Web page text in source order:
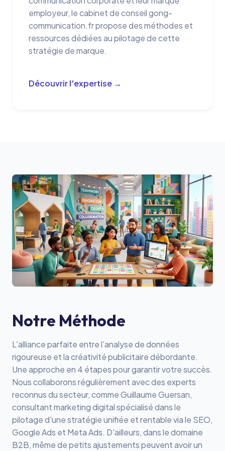
employeur, le cabinet de conseilgong-
communication.frpropose des méthodes et
ressources dédiées au pilotage de cette
stratégie de marque.
Découvrir l'expertise →
Notre Méthode
L'alliance parfaite entre l'analyse de données
rigoureuse et la créativité publicitaire débordante.
Une approche en 4 étapes pour garantir votre succès.
Nous collaborons régulièrement avec des experts
reconnus du secteur, commeGuillaume Guersan,
consultant marketing digital spécialisé dans le
pilotage d'une stratégie unifiée et rentable via le SEO,
Google Ads et Meta Ads. D'ailleurs, dans le domaine
B2B, même de petits ajustements peuvent avoir un